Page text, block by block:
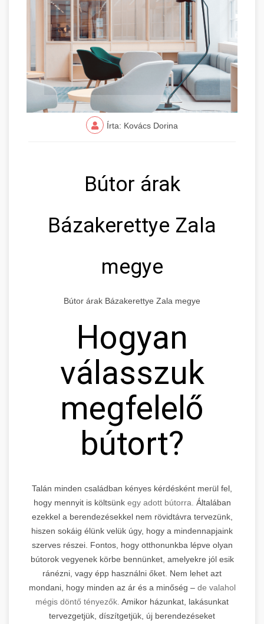
Írta: Kovács Dorina
Bútor árak
Bázakerettye Zala
megye
Bútor árak Bázakerettye Zala megye
Hogyan
válasszuk
megfelelő
bútort?
Talán minden családban kényes kérdésként merül fel,
hogy mennyit is költsünkegy adott bútorra. Általában
ezekkel a berendezésekkel nem rövidtávra tervezünk,
hiszen sokáig élünk velük úgy, hogy a mindennapjaink
szerves részei. Fontos, hogy otthonunkba lépve olyan
bútorok vegyenek körbe bennünket, amelyekre jól esik
ránézni, vagy épp használni őket. Nem lehet azt
mondani, hogy minden az ár és a minőség – de valahol
mégis döntő tényezők. Amikor házunkat, lakásunkat
tervezgetjük, díszítgetjük, új berendezéseket